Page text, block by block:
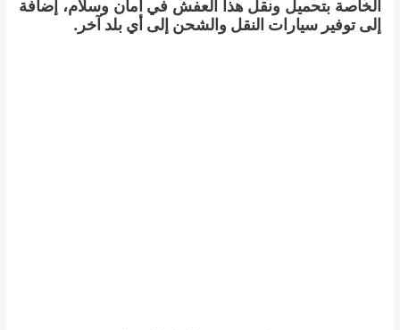
الخاصة بتحميل ونقل هذا العفش في أمان وسلام، إضافة
إلى توفير سيارات النقل والشحن إلى أي بلد آخر.